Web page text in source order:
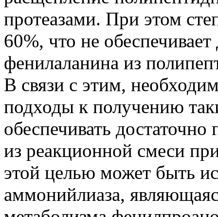
протеазами. При этом
60%, что не
фенилаланина из
В связи с этим,
подходы к получению
обеспечивать
из реакционной смеси
этой целью может быть
аммонийлиаза,